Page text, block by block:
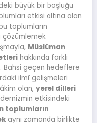
büyük bir boşluğu
etkisi altına alan
toplumların
çözümlemek
Müslüman
hakkında farklı
Bahsi geçen hedeflere
ilmî gelişmeleri
olan, yerel dilleri
etkisindeki
toplumların
aynı zamanda birlikte